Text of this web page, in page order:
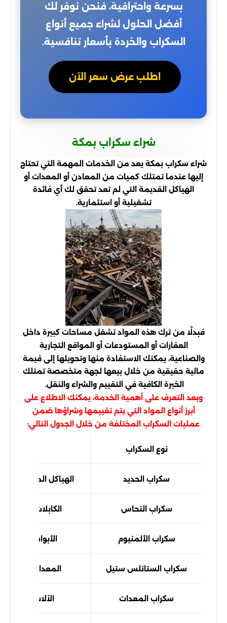
بسرعة واحترافية، فنحن نوفر لك
أفضل الحلول لشراء جميع أنواع
السكراب والخردة بأسعار تنافسية.
اطلب عرض سعر الآن
شراء سكراب بمكة
شراء سكراب بمكة يعد من الخدمات المهمة التي تحتاج
إليها عندما تمتلك كميات من المعادن أو المعدات أو
الهياكل القديمة التي لم تعد تحقق لك أي فائدة
تشغيلية أو استثمارية.
فبدلًا من ترك هذه المواد تشغل مساحات كبيرة داخل
العقارات أو المستودعات أو المواقع التجارية
والصناعية، يمكنك الاستفادة منها وتحويلها إلى قيمة
مالية حقيقية من خلال بيعها لجهة متخصصة تمتلك
الخبرة الكافية في التقييم والشراء والنقل.
وبعد التعرف على أهمية الخدمة، يمكنك الاطلاع على
أبرز أنواع المواد التي يتم تقييمها وشراؤها ضمن
عمليات السكراب المختلفة من خلال الجدول التالي:
نوع السكراب
سكراب الحديد الهياكل المعدنية
سكراب النحاس الكابلات
سكراب الألمنيوم الأبواب
سكراب الستانلس ستيل المعدات
سكراب المعدات الآلات